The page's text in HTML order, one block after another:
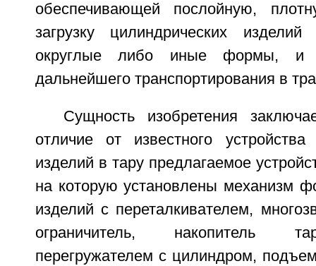
обеспечивающей послойную,
загрузку цилиндрических
округлые либо иные формы, и
дальнейшего транспортирования в
Сущность изобретения
отличие от известного
изделий в тару предлагаемое
на которую установлены механизм
изделий с переталкивателем,
ограничитель, накопитель
перегружателем с цилиндром,